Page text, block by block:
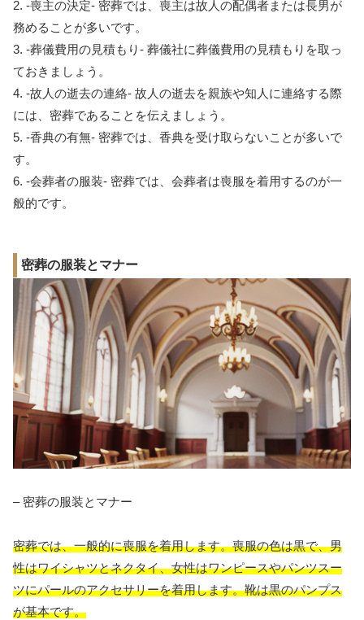
2. -喪主の決定- 密葬では、喪主は故人の配偶者または長男が
務めることが多いです。
3. -葬儀費用の見積もり- 葬儀社に葬儀費用の見積もりを取っ
ておきましょう。
4. -故人の逝去の連絡- 故人の逝去を親族や知人に連絡する際
には、密葬であることを伝えましょう。
5. -香典の有無- 密葬では、香典を受け取らないことが多いで
す。
6. -会葬者の服装- 密葬では、会葬者は喪服を着用するのが一
般的です。
密葬の服装とマナー
– 密葬の服装とマナー
密葬では、一般的に喪服を着用します。喪服の色は黒で、男
性はワイシャツとネクタイ、女性はワンピースやパンツスー
ツにパールのアクセサリーを着用します。靴は黒のパンプス
が基本です。